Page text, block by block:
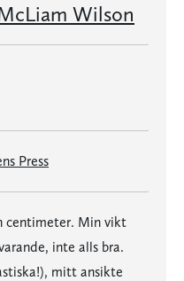
Wilson
Press
centimeter. Min vikt
inte alls bra.
mitt ansikte